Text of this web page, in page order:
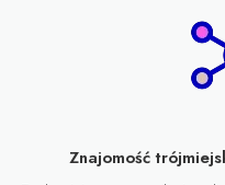
Znajomość